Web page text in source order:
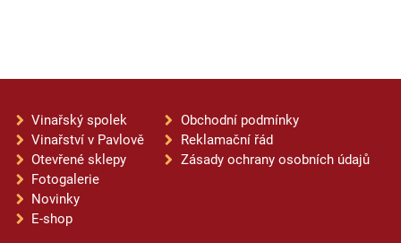
Vinařský spolek
Vinařství v Pavlově
Otevřené sklepy
Fotogalerie
Novinky
E-shop
Obchodní podmínky
Reklamační řád
Zásady ochrany osobních údajů